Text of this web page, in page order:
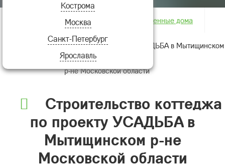
Кострома
Москва
Санкт-Петербург
Ярославль
Фотогалерея Построенные дома
Строительство коттеджа по проекту УСАДЬБА в Мытищинском
р-не Московской области
Строительство коттеджа
по проекту УСАДЬБА в
Мытищинском р-не
Московской области